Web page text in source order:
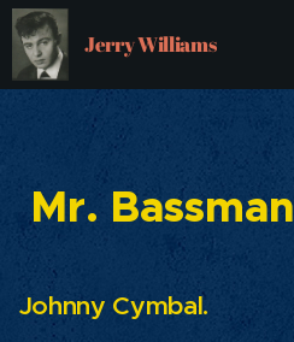
Jerry Williams
Mr. Bassman
Johnny Cymbal.